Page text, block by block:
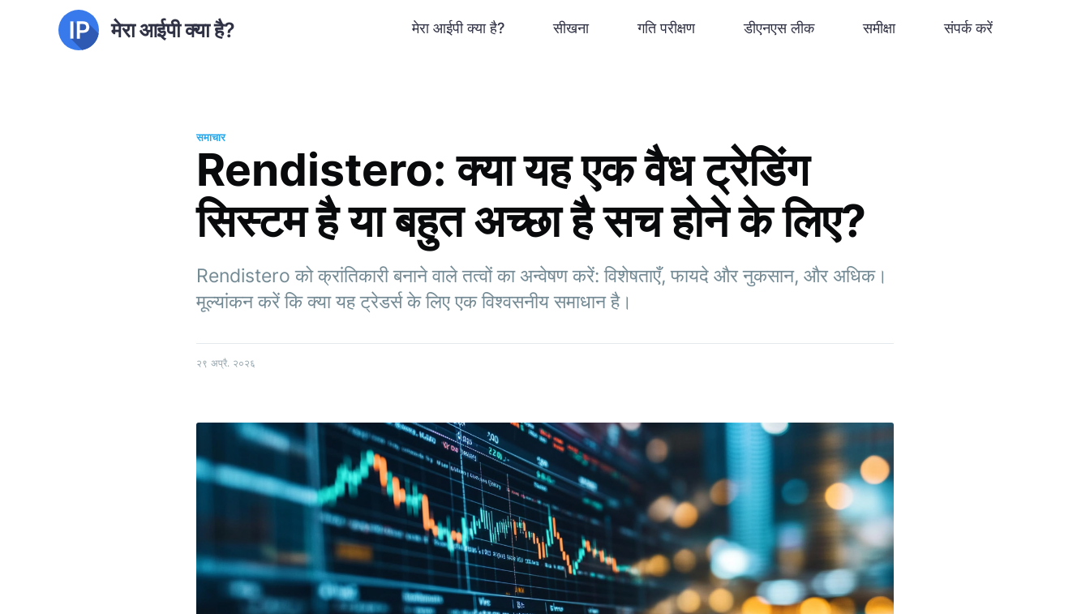
मेरा आईपी क्या है? मेरा आईपी क्या है? सीखना गति परीक्षण डीएनएस लीक समीक्षा संपर्क करें
समाचार
Rendistero: क्या यह एक वैध ट्रेडिंग
सिस्टम है या बहुत अच्छा है सच होने के लिए?
Rendistero को क्रांतिकारी बनाने वाले तत्वों का अन्वेषण करें: विशेषताएँ, फायदे और नुकसान, और अधिक।
मूल्यांकन करें कि क्या यह ट्रेडर्स के लिए एक विश्वसनीय समाधान है।
२९ अप्रै. २०२६